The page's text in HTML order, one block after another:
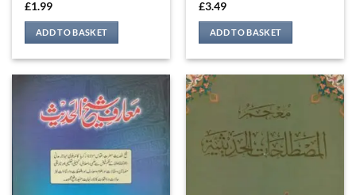
£1.99
ADD TO BASKET
£3.49
ADD TO BASKET